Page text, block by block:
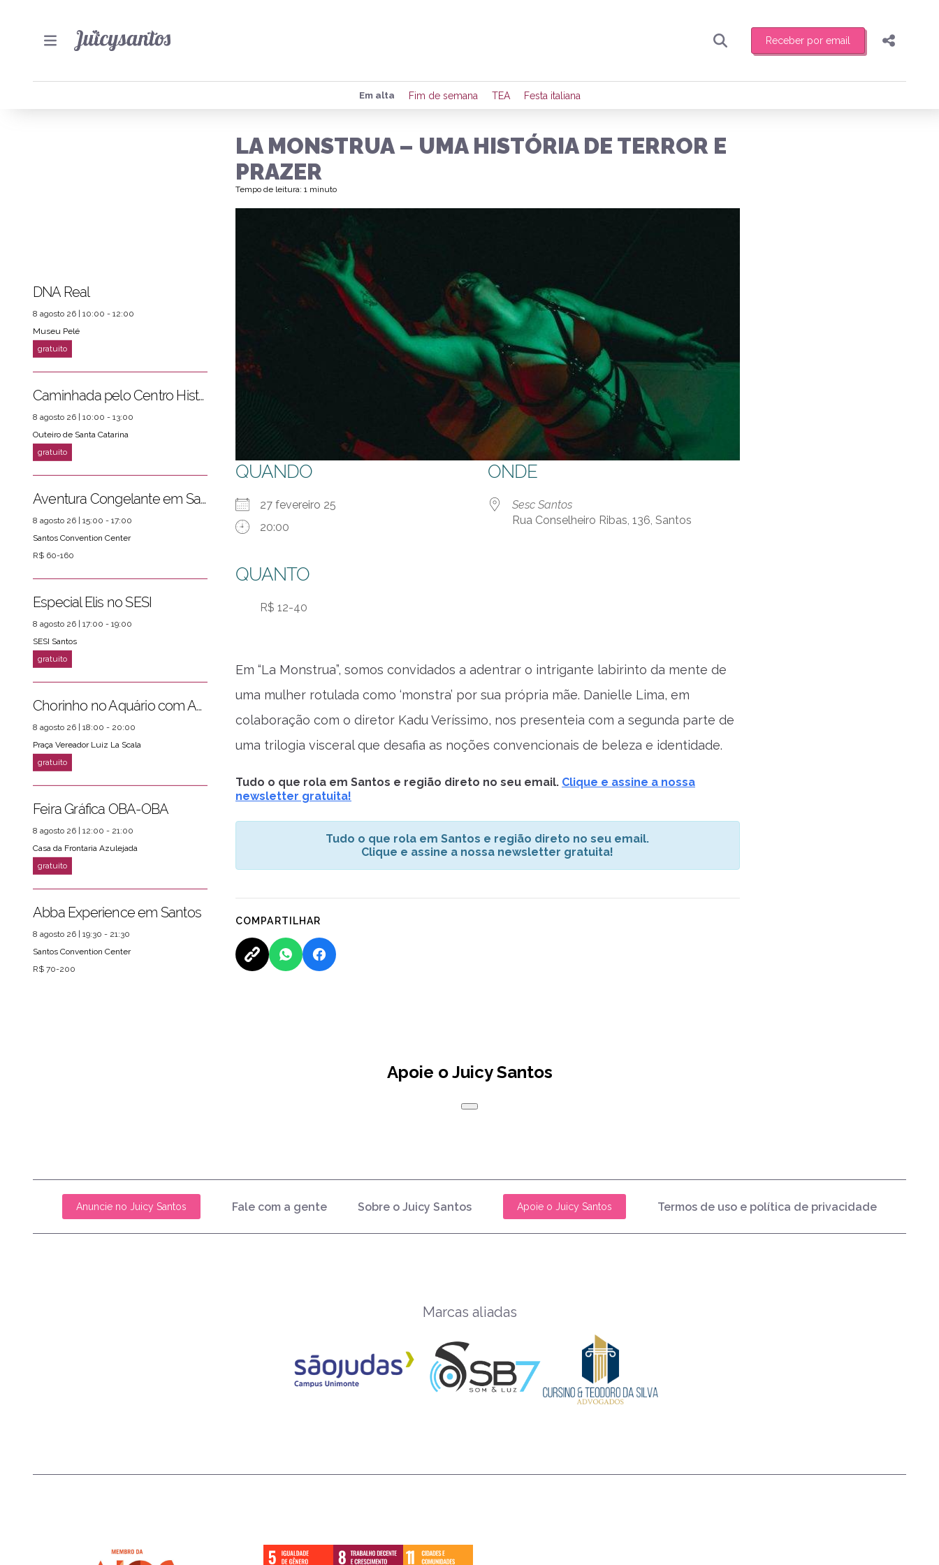
Receber por email
Preencha seus dados para receber toda sexta-feira de manhã o resumo
de eventos e notícias da região.
Compartilhar
Em alta Fim de semana TEA Festa italiana
LA MONSTRUA – UMA HISTÓRIA DE TERROR E
PRAZER
Tempo de leitura: 1 minuto
QUANDO
27 fevereiro 25
20:00
ONDE
Sesc Santos
Rua Conselheiro Ribas, 136, Santos
QUANTO
R$ 12-40
Em “La Monstrua”, somos convidados a adentrar o intrigante labirinto da mente de
uma mulher rotulada como ‘monstra’ por sua própria mãe. Danielle Lima, em
colaboração com o diretor Kadu Veríssimo, nos presenteia com a segunda parte de
uma trilogia visceral que desafia as noções convencionais de beleza e identidade.
Tudo o que rola em Santos e região direto no seu email. Clique e assine a nossa
newsletter gratuita!
Tudo o que rola em Santos e região direto no seu email.
Clique e assine a nossa newsletter gratuita!
COMPARTILHAR
PRÓXIMOS EVENTOS ver mais
DNA Real
8 agosto 26 | 10:00 - 12:00
Museu Pelé
Caminhada pelo Centro Histórico
8 agosto 26 | 10:00 - 13:00
Outeiro de Santa Catarina
Aventura Congelante em Santos
8 agosto 26 | 15:00 - 17:00
Santos Convention Center
R$ 60-160
Especial Elis no SESI
8 agosto 26 | 17:00 - 19:00
SESI Santos
Chorinho no Aquário com Amigos da Música e Mari Torres
8 agosto 26 | 18:00 - 20:00
Praça Vereador Luiz La Scala
Feira Gráfica OBA-OBA
8 agosto 26 | 12:00 - 21:00
Casa da Frontaria Azulejada
Abba Experience em Santos
8 agosto 26 | 19:30 - 21:30
Santos Convention Center
R$ 70-200
Apoie o Juicy Santos
Anuncie no Juicy Santos Fale com a gente Sobre o Juicy Santos Apoie o Juicy Santos Termos de uso e política de privacidade
Marcas aliadas